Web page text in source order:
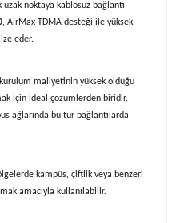
noktaya kablosuz bağlantı
, AirMax TDMA desteği ile yüksek
eder.
kurulum maliyetinin yüksek olduğu
için ideal çözümlerden biridir.
ağlarında bu tür bağlantılarda
kampüs, çiftlik veya benzeri
amacıyla kullanılabilir.